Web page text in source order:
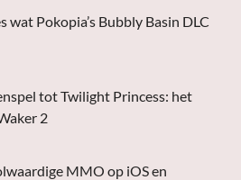
wat Pokopia’s Bubbly Basin DLC
tot Twilight Princess: het
2
MMO op iOS en